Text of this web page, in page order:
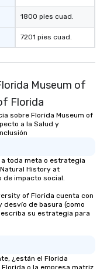
1800 pies cuad.
7201 pies cuad.
Museum of
Florida
sobre Florida Museum of
a la Salud y
toda meta o estrategia
History at
de impacto social.
of Florida cuenta con
desvío de basura (como
su estrategia para
¿están el Florida
o la empresa matriz